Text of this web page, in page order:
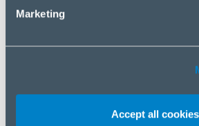
Marketing
Accept all cookies
Kiterjedt termékportfólió, számos
ár és a funkciók tekintetében.